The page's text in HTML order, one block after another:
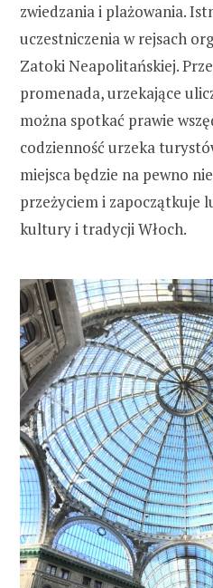
zwiedzania i plażowania.
uczestniczenia w rejsach
Zatoki Neapolitańskiej.
promenada, urzekające
można spotkać prawie
codzienność urzeka
miejsca będzie na pewno
przeżyciem i zapoczątkuje
kultury i tradycji Włoch.